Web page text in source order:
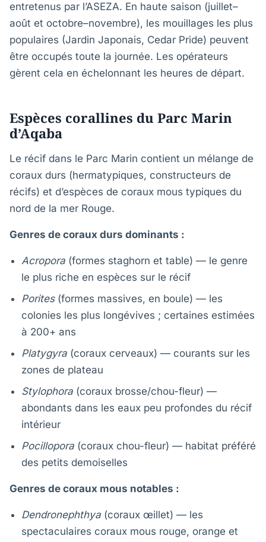
entretenus par l’ASEZA. En haute saison (juillet–
août et octobre–novembre), les mouillages les plus
populaires (Jardin Japonais, Cedar Pride) peuvent
être occupés toute la journée. Les opérateurs
gèrent cela en échelonnant les heures de départ.
Espèces corallines du Parc Marin
d’Aqaba
Le récif dans le Parc Marin contient un mélange de
coraux durs (hermatypiques, constructeurs de
récifs) et d’espèces de coraux mous typiques du
nord de la mer Rouge.
Genres de coraux durs dominants :
Acropora (formes staghorn et table) — le genre
le plus riche en espèces sur le récif
Porites(formes massives, en boule) — les
colonies les plus longévives ; certaines estimées
à 200+ ans
Platygyra (coraux cerveaux) — courants sur les
zones de plateau
Stylophora (coraux brosse/chou-fleur) —
abondants dans les eaux peu profondes du récif
intérieur
Pocillopora (coraux chou-fleur) — habitat préféré
des petits demoiselles
Genres de coraux mous notables :
Dendronephthya (coraux œillet) — les
spectaculaires coraux mous rouge, orange et